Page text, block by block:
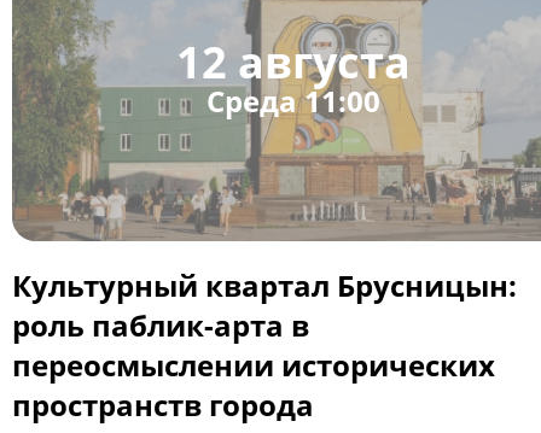
12 августа
Среда 11:00
Культурный квартал Брусницын:
роль паблик-арта в
переосмыслении исторических
пространств города